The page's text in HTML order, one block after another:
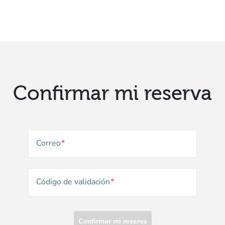
Confirmar mi reserva
Correo
Código de validación
Confirmar mi reserva